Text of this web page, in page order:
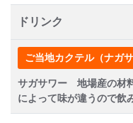
ドリンク
ご当地カクテル（ナガサ
サガサワー 地場産の材
によって味が違うので飲